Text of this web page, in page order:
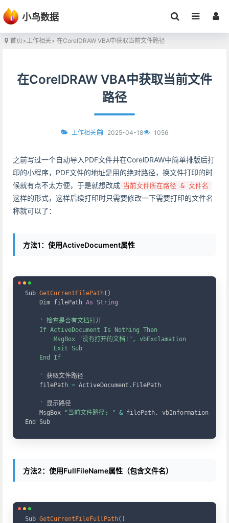
小鸟数据
首页>工作相关> 在CorelDRAW VBA中获取当前文件路径
在CorelDRAW VBA中获取当前文件
路径
工作相关 2025-04-18 1056
之前写过一个自动导入PDF文件并在CorelDRAW中简单排版后打
印的小程序，PDF文件的地址是用的绝对路径，换文件打印的时
候就有点不太方便，于是就想改成 当前文件所在路径 & 文件名
这样的形式，这样后续打印时只需要修改一下需要打印的文件名
称就可以了：
方法1：使用ActiveDocument属性
Sub GetCurrentFilePath( )
    Dim filePath
As String
' 检查是否有文档打开
    If ActiveDocument Is Nothing Then
        MsgBox "没有打开的文档!", vbExclamation
        Exit Sub
    End If
    '
获取文件路径
    filePath
= ActiveDocument . FilePath
    ' 显示路径
    MsgBox
"当前文件路径: " & filePath,
vbInformation
End Sub
方法2：使用FullFileName属性（包含文件名）
Sub GetCurrentFileFullPath( )